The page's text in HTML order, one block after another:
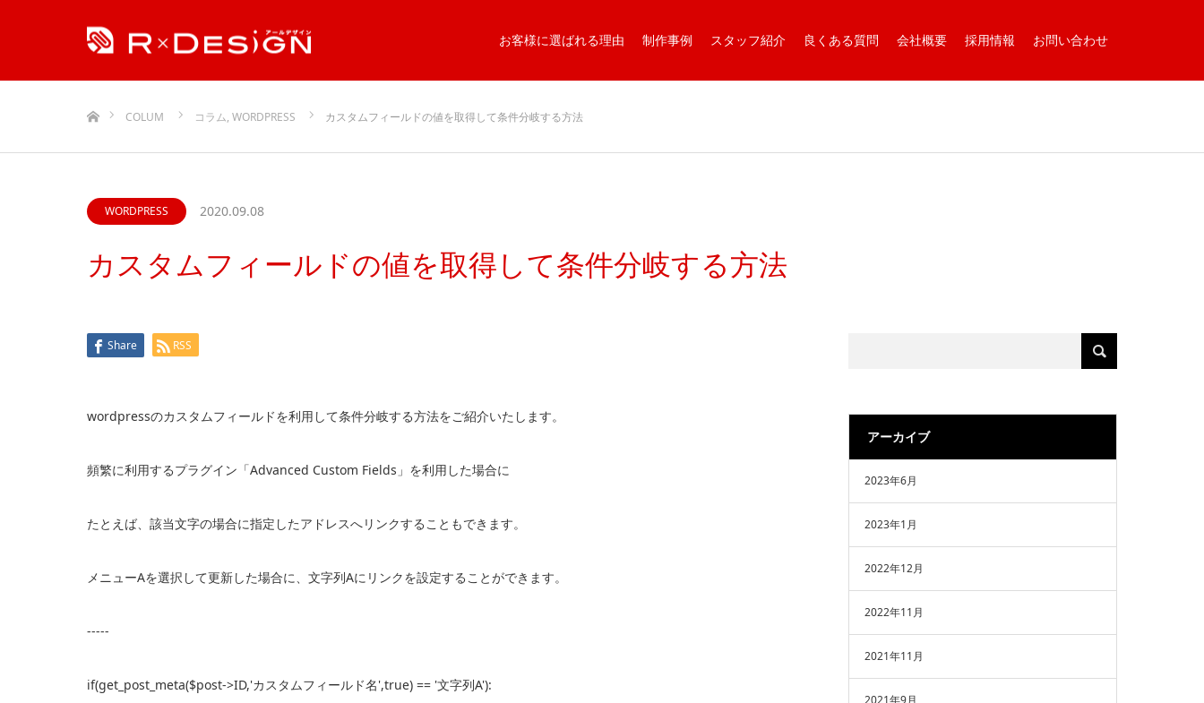
お客様に選ばれる理由 制作事例 スタッフ紹介 良くある質問 会社概要 採用情報 お問い合わせ
COLUM
コラム, WORDPRESS カスタムフィールドの値を取得して条件分岐する方法
WORDPRESS 2020.09.08
カスタムフィールドの値を取得して条件分岐する方法
Share RSS
wordpressのカスタムフィールドを利用して条件分岐する方法をご紹介いたします。
頻繁に利用するプラグイン「Advanced Custom Fields」を利用した場合に
たとえば、該当文字の場合に指定したアドレスへリンクすることもできます。
メニューAを選択して更新した場合に、文字列Aにリンクを設定することができます。
-----
if(get_post_meta($post->ID,'カスタムフィールド名',true) == '文字列A'):
アーカイブ
2023年6月
2023年1月
2022年12月
2022年11月
2021年11月
2021年9月